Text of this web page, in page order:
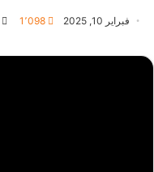
فبراير 10, 2025 1٬098